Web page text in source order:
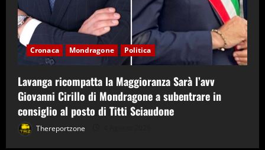
Cronaca Mondragone Politica
Lavanga ricompatta la Maggioranza Sarà l’avv
Giovanni Cirillo di Mondragone a subentrare in
consiglio al posto di Titti Sciaudone
Thereportzone